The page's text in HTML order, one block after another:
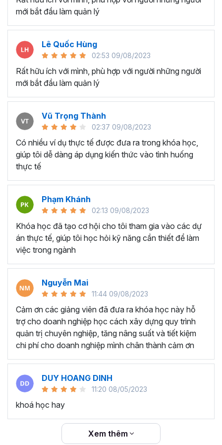
mới bắt đầu làm quản lý
Lê Quốc Hùng
02:53 09/08/2023
Rất hữu ích với mình, phù hợp với người những người
mới bắt đầu làm quản lý
Vũ Trọng Thành
02:37 09/08/2023
Có nhiều ví dụ thực tế được đưa ra trong khóa học,
giúp tôi dễ dàng áp dụng kiến thức vào tình huống
thực tế
Phạm Khánh
02:13 09/08/2023
Khóa học đã tạo cơ hội cho tôi tham gia vào các dự
án thực tế, giúp tôi học hỏi kỹ năng cần thiết để làm
việc trong ngành
Nguyễn Mai
11:44 09/08/2023
Cảm ơn các giảng viên đã đưa ra khóa học này hỗ
trợ cho doanh nghiệp học cách xây dựng quy trình
quản trị chuyên nghiệp, tăng nâng suất và tiết kiệm
chi phí cho doanh nghiệp mình chân thành cảm ơn
DUY HOANG DINH
11:20 08/05/2023
khoá học hay
Xem thêm